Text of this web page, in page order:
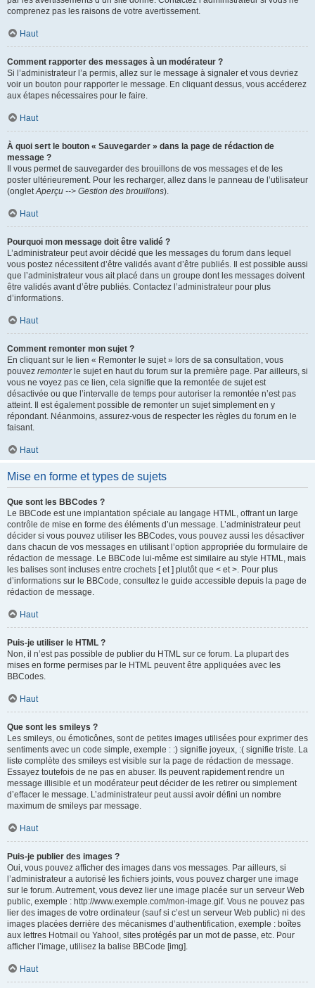
comprenez pas les raisons de votre avertissement.
Haut
Comment rapporter des messages à un modérateur ?
Si l’administrateur l’a permis, allez sur le message à signaler et vous devriez
voir un bouton pour rapporter le message. En cliquant dessus, vous accéderez
aux étapes nécessaires pour le faire.
Haut
À quoi sert le bouton « Sauvegarder » dans la page de rédaction de
message ?
Il vous permet de sauvegarder des brouillons de vos messages et de les
poster ultérieurement. Pour les recharger, allez dans le panneau de l’utilisateur
(ongletAperçu --> Gestion des brouillons).
Haut
Pourquoi mon message doit être validé ?
L’administrateur peut avoir décidé que les messages du forum dans lequel
vous postez nécessitent d’être validés avant d’être publiés. Il est possible aussi
que l’administrateur vous ait placé dans un groupe dont les messages doivent
être validés avant d’être publiés. Contactez l’administrateur pour plus
d’informations.
Haut
Comment remonter mon sujet ?
En cliquant sur le lien « Remonter le sujet » lors de sa consultation, vous
pouvez remonterle sujet en haut du forum sur la première page. Par ailleurs, si
vous ne voyez pas ce lien, cela signifie que la remontée de sujet est
désactivée ou que l’intervalle de temps pour autoriser la remontée n’est pas
atteint. Il est également possible de remonter un sujet simplement en y
répondant. Néanmoins, assurez-vous de respecter les règles du forum en le
faisant.
Haut
Mise en forme et types de sujets
Que sont les BBCodes ?
Le BBCode est une implantation spéciale au langage HTML, offrant un large
contrôle de mise en forme des éléments d’un message. L’administrateur peut
décider si vous pouvez utiliser les BBCodes, vous pouvez aussi les désactiver
dans chacun de vos messages en utilisant l’option appropriée du formulaire de
rédaction de message. Le BBCode lui-même est similaire au style HTML, mais
les balises sont incluses entre crochets [ et ] plutôt que < et >. Pour plus
d’informations sur le BBCode, consultez le guide accessible depuis la page de
rédaction de message.
Haut
Puis-je utiliser le HTML ?
Non, il n’est pas possible de publier du HTML sur ce forum. La plupart des
mises en forme permises par le HTML peuvent être appliquées avec les
BBCodes.
Haut
Que sont les smileys ?
Les smileys, ou émoticônes, sont de petites images utilisées pour exprimer des
sentiments avec un code simple, exemple : :) signifie joyeux, :( signifie triste. La
liste complète des smileys est visible sur la page de rédaction de message.
Essayez toutefois de ne pas en abuser. Ils peuvent rapidement rendre un
message illisible et un modérateur peut décider de les retirer ou simplement
d’effacer le message. L’administrateur peut aussi avoir défini un nombre
maximum de smileys par message.
Haut
Puis-je publier des images ?
Oui, vous pouvez afficher des images dans vos messages. Par ailleurs, si
l’administrateur a autorisé les fichiers joints, vous pouvez charger une image
sur le forum. Autrement, vous devez lier une image placée sur un serveur Web
public, exemple : http://www.exemple.com/mon-image.gif. Vous ne pouvez pas
lier des images de votre ordinateur (sauf si c’est un serveur Web public) ni des
images placées derrière des mécanismes d’authentification, exemple : boîtes
aux lettres Hotmail ou Yahoo!, sites protégés par un mot de passe, etc. Pour
afficher l’image, utilisez la balise BBCode [img].
Haut